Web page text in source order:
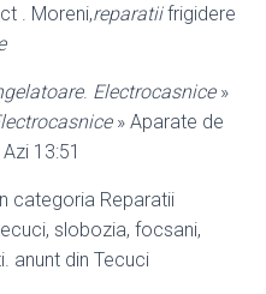
. Moreni,reparatiifrigidere
. Electrocasnice»
» Aparate de
. Azi 13:51
categoria Reparatii
slobozia, focsani,
anunt din Tecuci